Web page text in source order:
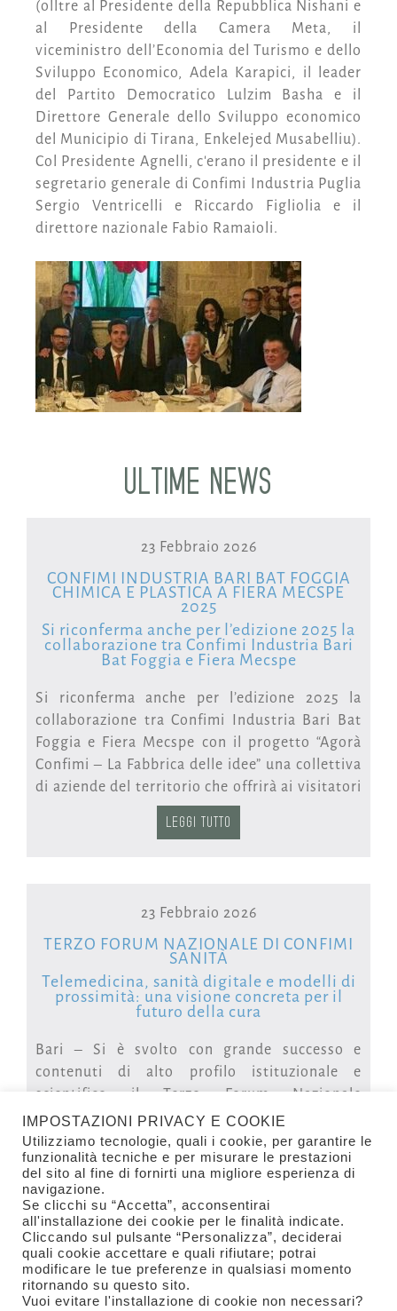
(olltre al Presidente della Repubblica Nishani e
al Presidente della Camera Meta, il
viceministro dell’Economia del Turismo e dello
Sviluppo Economico, Adela Karapici, il leader
del Partito Democratico Lulzim Basha e il
Direttore Generale dello Sviluppo economico
del Municipio di Tirana, Enkelejed Musabelliu).
Col Presidente Agnelli, c'erano il presidente e il
segretario generale di Confimi Industria Puglia
Sergio Ventricelli e Riccardo Figliolia e il
direttore nazionale Fabio Ramaioli.
ULTIME NEWS
23 Febbraio 2026
CONFIMI INDUSTRIA BARI BAT FOGGIA
CHIMICA E PLASTICA A FIERA MECSPE
2025
Si riconferma anche per l’edizione 2025 la
collaborazione tra Confimi Industria Bari
Bat Foggia e Fiera Mecspe
Si riconferma anche per l’edizione 2025 la
collaborazione tra Confimi Industria Bari Bat
Foggia e Fiera Mecspe con il progetto “Agorà
Confimi – La Fabbrica delle idee” una collettiva
di aziende del territorio che offrirà ai visitatori
opportunità di networking con gli espositori e
i partner dell’area e momenti formativi, grazie
“Abbiamo ritenuto importante partecipare a
Mecspe Bari 2025, per far conoscere meglio e
apprezzare un settore produttivo in rapida
evoluzione come quello plastico, che ha
raggiunto sul nostro territorio importanti
L’agorà consentirà di discutere dei più attuali
ed urgenti temi legati allo sviluppo
dell’importantissima manifattura italiana, a
partire da quello dell’esigenza
improcrastinabile di una maggiore
integrazione ed aggregazione delle nostre
Imprese, di fronte alla sfida sempre più
impegnativa della competizione globale dei
mercati”
Raffaele Lazazzera Presidente di Confimi
Industria Bari Bat Foggia – Sezione Chimica e
LEGGI TUTTO
23 Febbraio 2026
TERZO FORUM NAZIONALE DI CONFIMI
SANITÀ
Telemedicina, sanità digitale e modelli di
prossimità: una visione concreta per il
futuro della cura
Bari – Si è svolto con grande successo e
contenuti di alto profilo istituzionale e
scientifico il Terzo Forum Nazionale
NextSalute 2025, promosso e organizzato
dalla Sezione Salute di Confimi Industria Bari
Bat Foggia, tenutosi presso la Camera di
Commercio di Bari, e dedicato ai temi della
telemedicina, della sanità digitale e dei nuovi
modelli di sanità di prossimità.
L’iniziativa, fortemente voluta dal Presidente
Francesco Cannone e dal suo Vice Alessandro
LEGGI TUTTO
© Confimi Industria Bari Bat Foggia
Viale Caduti di Nassirya 55 - Zona Santa Caterina Bari
IMPOSTAZIONI PRIVACY E COOKIE
Utilizziamo tecnologie, quali i cookie, per garantire le
funzionalità tecniche e per misurare le prestazioni
del sito al fine di fornirti una migliore esperienza di
navigazione.
Se clicchi su “Accetta”, acconsentirai
all'installazione dei cookie per le finalità indicate.
Cliccando sul pulsante “Personalizza”, deciderai
quali cookie accettare e quali rifiutare; potrai
modificare le tue preferenze in qualsiasi momento
ritornando su questo sito.
Vuoi evitare l'installazione di cookie non necessari?